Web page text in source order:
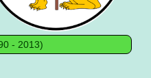
- 2013)